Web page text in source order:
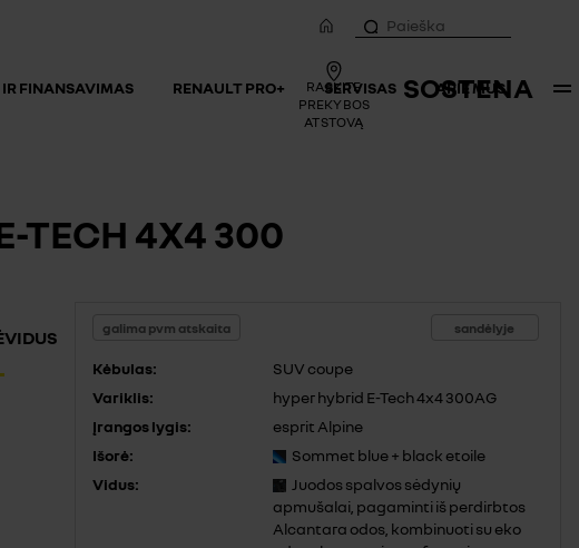
RASKITE
PREKYBOS
ATSTOVĄ
SOSTENA
FINANSAVIMAS RENAULT PRO+ SERVISAS APIE MUS
TECH 4X4 300
VIDUS sandėlyje
galima pvm atskaita
Kėbulas:
SUV coupe
Variklis:
hyper hybrid E-Tech 4x4 300AG
Įrangos lygis:
esprit Alpine
Išorė:
Sommet blue + black etoile
Vidus:
Juodos spalvos sėdynių
apmušalai, pagaminti iš perdirbtos
Alcantara odos, kombinuoti su eko